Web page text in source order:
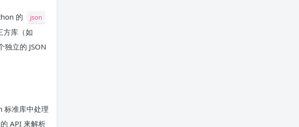
的 json
方库（如
独立的 JSON
标准库中处理
API 来解析